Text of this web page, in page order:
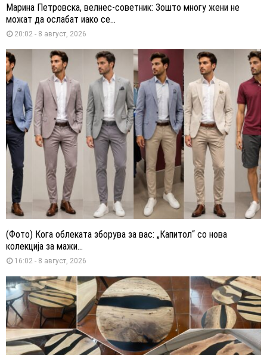
Марина Петровска, велнес-советник: Зошто многу жени не
можат да ослабат иако се...
20:02 - 8 август, 2026
(Фото) Кога облеката зборува за вас: „Капитол“ со нова
колекција за мажи...
16:02 - 8 август, 2026